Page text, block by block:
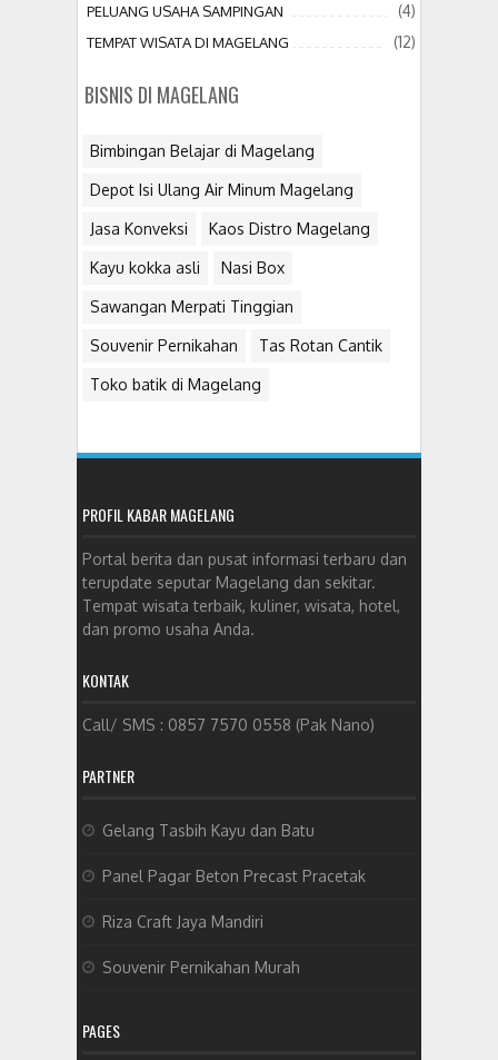
PELUANG USAHA SAMPINGAN (4)
TEMPAT WISATA DI MAGELANG (12)
BISNIS DI MAGELANG
Bimbingan Belajar di Magelang
Depot Isi Ulang Air Minum Magelang
Jasa Konveksi Kaos Distro Magelang
Kayu kokka asli Nasi Box
Sawangan Merpati Tinggian
Souvenir Pernikahan Tas Rotan Cantik
Toko batik di Magelang
PROFIL KABAR MAGELANG
Portal berita dan pusat informasi terbaru dan
terupdate seputar Magelang dan sekitar.
Tempat wisata terbaik, kuliner, wisata, hotel,
dan promo usaha Anda.
KONTAK
Call/ SMS : 0857 7570 0558 (Pak Nano)
PARTNER
Gelang Tasbih Kayu dan Batu
Panel Pagar Beton Precast Pracetak
Riza Craft Jaya Mandiri
Souvenir Pernikahan Murah
PAGES